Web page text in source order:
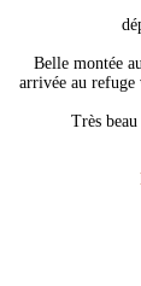
Belle montée
arrivée au
Très